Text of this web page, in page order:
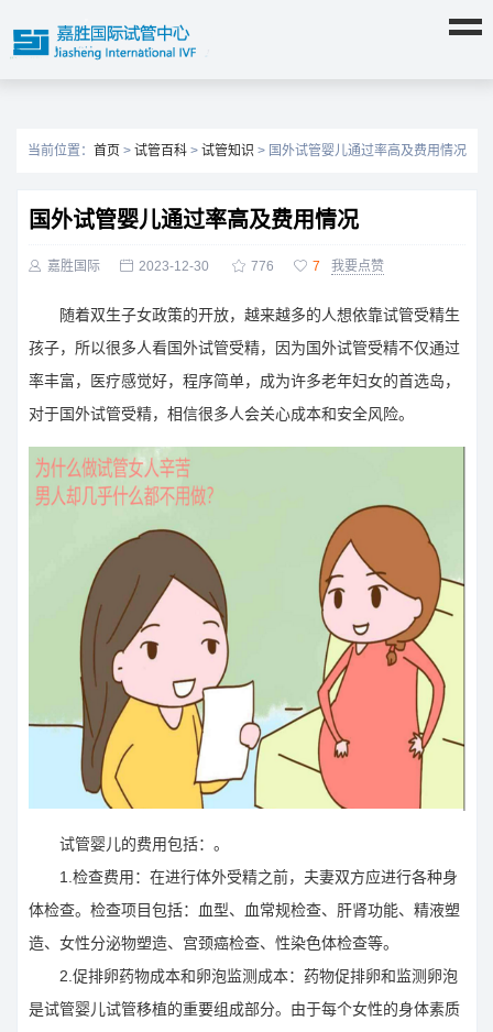
当前位置： 首页 > 试管百科 > 试管知识 > 国外试管婴儿通过率高及费用情况
国外试管婴儿通过率高及费用情况
 嘉胜国际  2023-12-30  776  7 我要点赞
随着双生子女政策的开放，越来越多的人想依靠试管受精生
孩子，所以很多人看国外试管受精，因为国外试管受精不仅通过
率丰富，医疗感觉好，程序简单，成为许多老年妇女的首选岛，
对于国外试管受精，相信很多人会关心成本和安全风险。
试管婴儿的费用包括：。
1.检查费用：在进行体外受精之前，夫妻双方应进行各种身
体检查。检查项目包括：血型、血常规检查、肝肾功能、精液塑
造、女性分泌物塑造、宫颈癌检查、性染色体检查等。
2.促排卵药物成本和卵泡监测成本：药物促排卵和监测卵泡
是试管婴儿试管移植的重要组成部分。由于每个女性的身体素质